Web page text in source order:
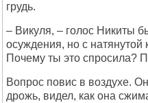
грудь.
– Викуля, – голос Никиты
осуждения, но с натянутой
Почему ты это спросила?
Вопрос повис в воздухе.
дрожь, видел, как она